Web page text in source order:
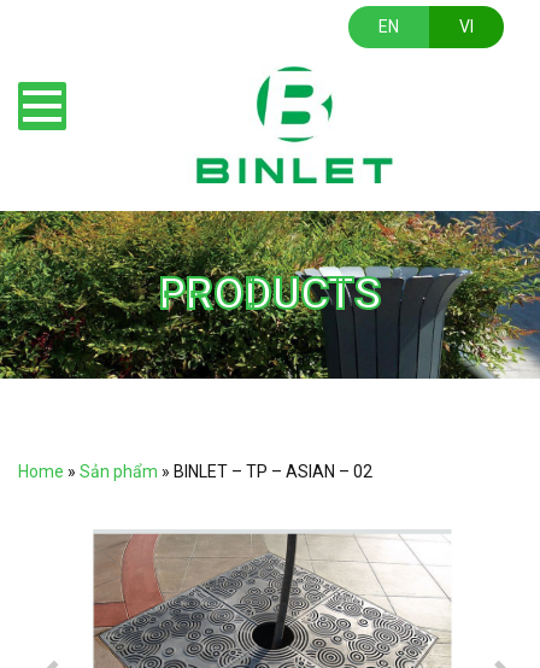
EN VI
PRODUCTS
Home » Sản phẩm » BINLET – TP – ASIAN – 02